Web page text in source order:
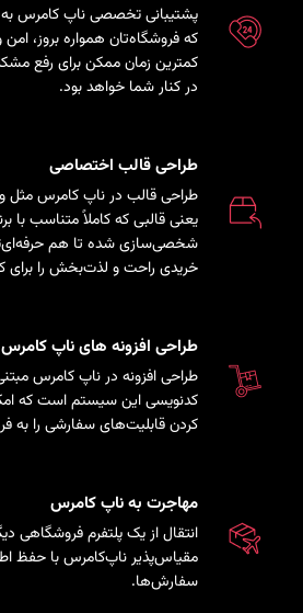
پشتیبانی تخصصی ناپ کامرس
که فروشگاه‌تان همواره بروز،
کمترین زمان ممکن برای رفع
در کنار شما خواهد بود.
طراحی قالب اختصاصی
طراحی قالب در ناپ کامرس مثل
یعنی قالبی که کاملاً متناسب با
شخصی‌سازی شده تا هم
خریدی راحت و لذت‌بخش را برای
طراحی افزونه های ناپ کامرس
طراحی افزونه در ناپ کامرس
کدنویسی این سیستم است که
کردن قابلیت‌های سفارشی را به
مهاجرت به ناپ کامرس
انتقال از یک پلتفرم فروشگاهی
مقیاس‌پذیر ناپ‌کامرس با حفظ
سفارش‌ها.